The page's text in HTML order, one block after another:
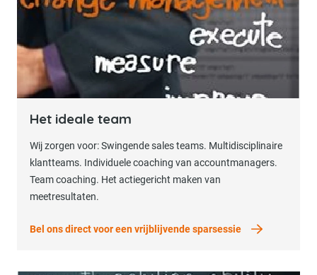
Bel ons direct voor een vrijblijvende
Het ideale team
Wij zorgen voor: Swingende sales teams. Multidisciplinaire
klantteams. Individuele coaching van accountmanagers.
Team coaching. Het actiegericht maken van
meetresultaten.
Bel ons direct voor een vrijblijvende sparsessie